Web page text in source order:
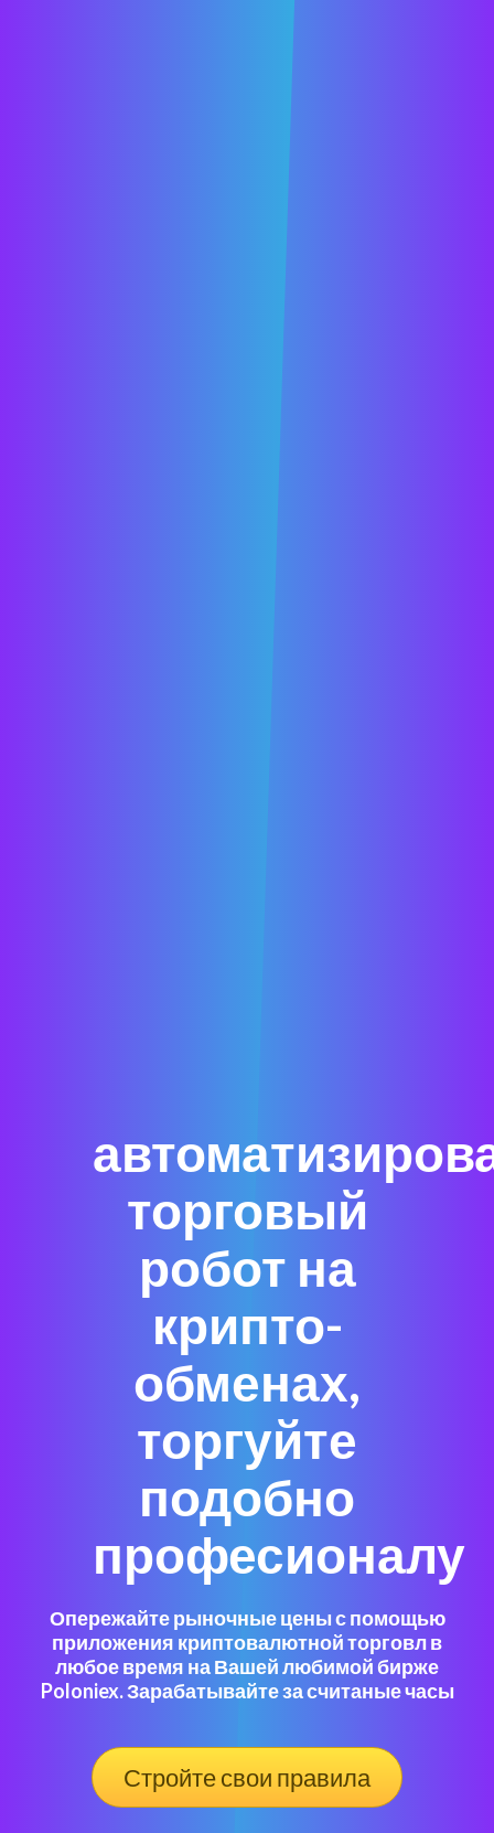
торговый
робот на
крипто-
обменах,
торгуйте
подобно
професионалу
Опережайте рыночные цены с помощью
приложения криптовалютной торговл в
любое время на Вашей любимой бирже
Poloniex. Зарабатывайте за считаные часы
Стройте свои правила